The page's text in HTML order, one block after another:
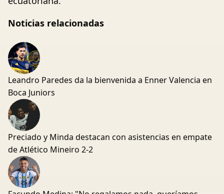
Noticias relacionadas
Leandro Paredes da la bienvenida a Enner Valencia en
Boca Juniors
Preciado y Minda destacan con asistencias en empate
de Atlético Mineiro 2-2